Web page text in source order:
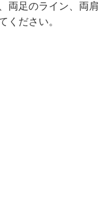
両足のライン、両肩
ください。